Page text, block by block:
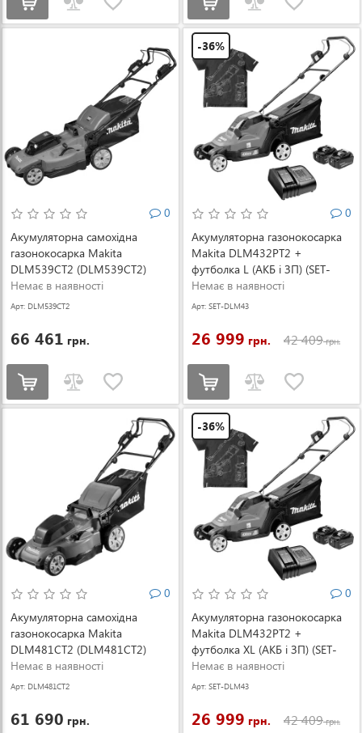
0
Акумуляторна самохідна
газонокосарка Makita
DLM539CT2 (DLM539CT2)
Немає в наявності
Арт: DLM539CT2
66 461 грн.
-36%
0
Акумуляторна газонокосарка
Makita DLM432PT2 +
футболка L (АКБ і ЗП) (SET-
DLM432PT2-L-0526)
Немає в наявності
Арт: SET-DLM43
26 999 грн. 42 409грн.
0
Акумуляторна самохідна
газонокосарка Makita
DLM481CT2 (DLM481CT2)
Немає в наявності
Арт: DLM481CT2
61 690 грн.
-36%
0
Акумуляторна газонокосарка
Makita DLM432PT2 +
футболка XL (АКБ і ЗП) (SET-
DLM432PT2-XL-0526)
Немає в наявності
Арт: SET-DLM43
26 999 грн. 42 409грн.